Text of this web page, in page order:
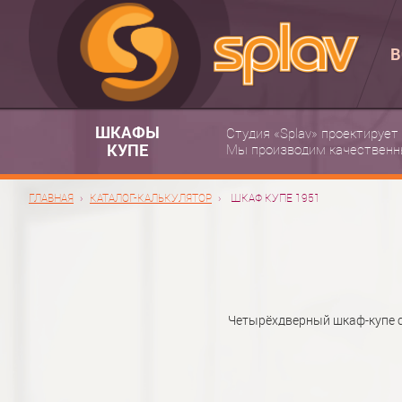
ШКАФЫ
КУПЕ
Студия «Splav»
Мы производим
ГЛАВНАЯ КАТАЛОГ-КАЛЬКУЛЯТОР ШКАФ КУПЕ 1951
Четырёхдверный шкаф-купе